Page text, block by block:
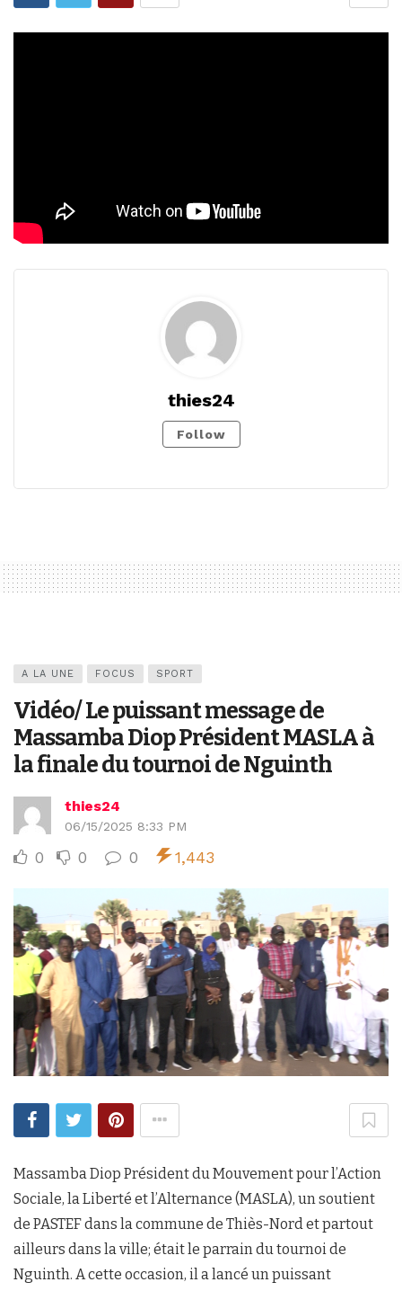
thies24
Follow
A LA UNE FOCUS SPORT
Vidéo/ Le puissant message de
Massamba Diop Président MASLA à
la finale du tournoi de Nguinth
thies24
06/15/2025 8:33 PM
0 0 0 1,443
Massamba Diop Président du Mouvement pour l’Action
Sociale, la Liberté et l’Alternance (MASLA), un soutient
de PASTEF dans la commune de Thiès-Nord et partout
ailleurs dans la ville; était le parrain du tournoi de
Nguinth. A cette occasion, il a lancé un puissant